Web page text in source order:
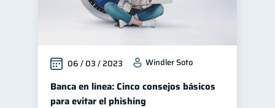
06 / 03 / 2023 Windler Soto
Banca en línea: Cinco consejos básicos
para evitar el phishing